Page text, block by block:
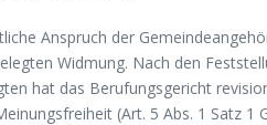
Anspruch der
Widmung. Nach den
hat das Berufungsgericht
(Art. 5 Abs. 1 Satz 1